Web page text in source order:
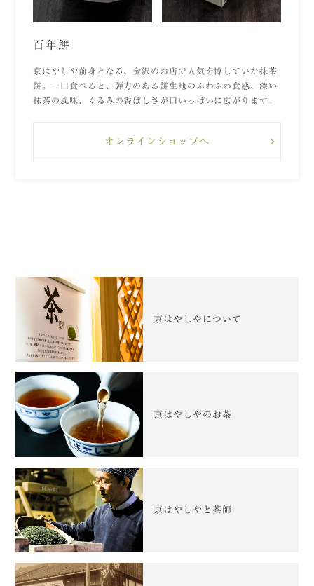
百年餅
京はやしや前身となる、金沢のお店で人気を博していた抹茶
餅。一口食べると、弾力のある餅生地のふわふわ食感、深い
抹茶の風味、くるみの香ばしさが口いっぱいに広がります。
オンラインショップへ
京はやしやについて
京はやしやのお茶
京はやしやと茶師